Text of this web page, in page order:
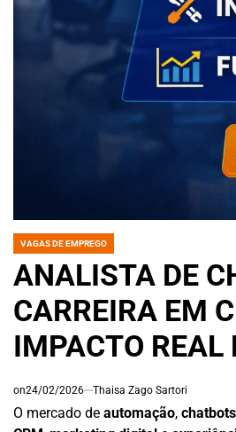
POSTED
VAGAS DE EMPREGO
ANALISTA DE
CARREIRA EM
IMPACTO REAL
on24/02/2026 Thaisa Zago Sartori
O mercado de automação, chatbots